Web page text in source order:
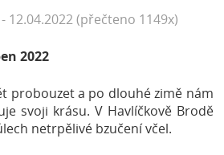
12.04.2022 (přečteno 1149x)
2022
probouzet a po dlouhé zimě nám
svoji krásu. V Havlíčkově Brodě
netrpělivé bzučení včel.